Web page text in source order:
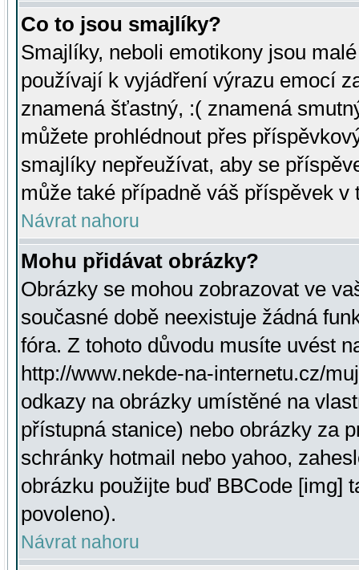
Co to jsou smajlíky?
Smajlíky, neboli emotikony jsou
používají k vyjádření výrazu emocí
znamená šťastný, :( znamená
můžete prohlédnout přes
smajlíky nepřeužívat, aby se
může také případně váš příspěvek v
Návrat nahoru
Mohu přidávat obrázky?
Obrázky se mohou zobrazovat ve
současné době neexistuje žádná
fóra. Z tohoto důvodu musíte uvést
http://www.nekde-na-internetu.cz/
odkazy na obrázky umístěné na
přístupná stanice) nebo obrázky za
schránky hotmail nebo yahoo,
obrázku použijte buď BBCode [img]
povoleno).
Návrat nahoru